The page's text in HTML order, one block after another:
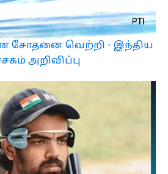
சோதனை வெற்றி - இந்திய
அறிவிப்பு